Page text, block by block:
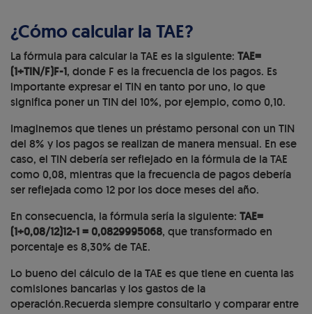
¿Cómo calcular la TAE?
La fórmula para calcular la TAE es la siguiente: TAE=
(1+TIN/F)F-1, donde F es la frecuencia de los pagos. Es
importante expresar el TIN en tanto por uno, lo que
significa poner un TIN del 10%, por ejemplo, como 0,10.
Imaginemos que tienes un préstamo personal con un TIN
del 8% y los pagos se realizan de manera mensual. En ese
caso, el TIN debería ser reflejado en la fórmula de la TAE
como 0,08, mientras que la frecuencia de pagos debería
ser reflejada como 12 por los doce meses del año.
En consecuencia, la fórmula sería la siguiente: TAE=
(1+0,08/12)12-1 = 0,0829995068, que transformado en
porcentaje es 8,30% de TAE.
Lo bueno del cálculo de la TAE es que tiene en cuenta las
comisiones bancarias y los gastos de la
operación.Recuerda siempre consultarlo y comparar entre